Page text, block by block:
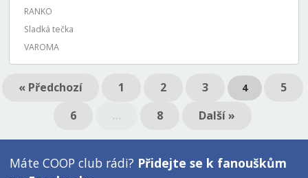
RANKO
Sladká tečka
VAROMA
« Předchozí 1 2 3 4
5
6
… 8 Další »
Máte COOP club rádi? Přidejte se k fanouškům